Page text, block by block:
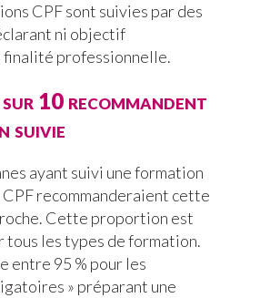
CPF sont suivies par des
ni objectif
finalité professionnelle.
sur 10 recommandent
suivie
ayant suivi une formation
CPF recommanderaient cette
Cette proportion est
tous les types de formation.
entre 95 % pour les
» préparant une